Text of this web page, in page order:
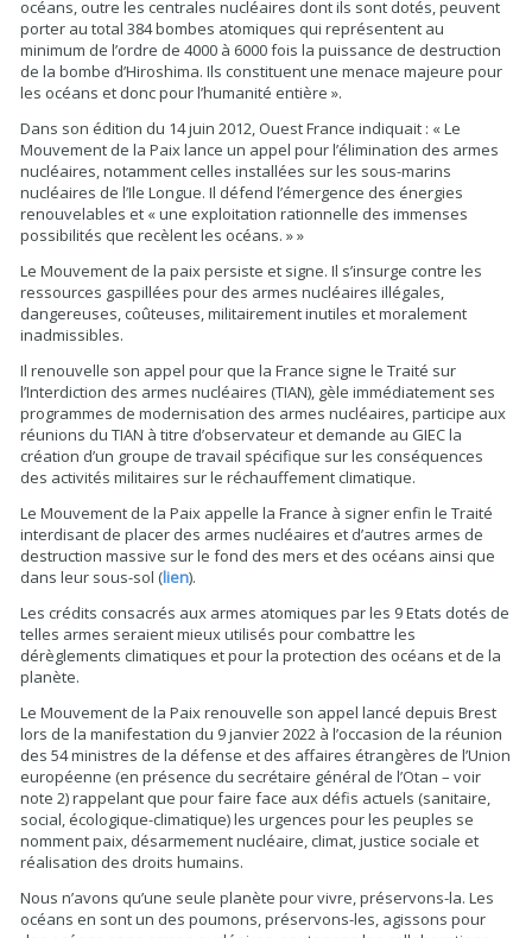
océans, outre les centrales nucléaires dont ils sont dotés, peuvent
porter au total 384 bombes atomiques qui représentent au
minimum de l’ordre de 4000 à 6000 fois la puissance de destruction
de la bombe d’Hiroshima. Ils constituent une menace majeure pour
les océans et donc pour l’humanité entière ».
Dans son édition du 14 juin 2012, Ouest France indiquait : « Le
Mouvement de la Paix lance un appel pour l’élimination des armes
nucléaires, notamment celles installées sur les sous-marins
nucléaires de l’Ile Longue. Il défend l’émergence des énergies
renouvelables et « une exploitation rationnelle des immenses
possibilités que recèlent les océans. » »
Le Mouvement de la paix persiste et signe. Il s’insurge contre les
ressources gaspillées pour des armes nucléaires illégales,
dangereuses, coûteuses, militairement inutiles et moralement
inadmissibles.
Il renouvelle son appel pour que la France signe le Traité sur
l’Interdiction des armes nucléaires (TIAN), gèle immédiatement ses
programmes de modernisation des armes nucléaires, participe aux
réunions du TIAN à titre d’observateur et demande au GIEC la
création d’un groupe de travail spécifique sur les conséquences
des activités militaires sur le réchauffement climatique.
Le Mouvement de la Paix appelle la France à signer enfin le Traité
interdisant de placer des armes nucléaires et d’autres armes de
destruction massive sur le fond des mers et des océans ainsi que
dans leur sous-sol (lien).
Les crédits consacrés aux armes atomiques par les 9 Etats dotés de
telles armes seraient mieux utilisés pour combattre les
dérèglements climatiques et pour la protection des océans et de la
planète.
Le Mouvement de la Paix renouvelle son appel lancé depuis Brest
lors de la manifestation du 9 janvier 2022 à l’occasion de la réunion
des 54 ministres de la défense et des affaires étrangères de l’Union
européenne (en présence du secrétaire général de l’Otan – voir
note 2) rappelant que pour faire face aux défis actuels (sanitaire,
social, écologique-climatique) les urgences pour les peuples se
nomment paix, désarmement nucléaire, climat, justice sociale et
réalisation des droits humains.
Nous n’avons qu’une seule planète pour vivre, préservons-la. Les
océans en sont un des poumons, préservons-les, agissons pour